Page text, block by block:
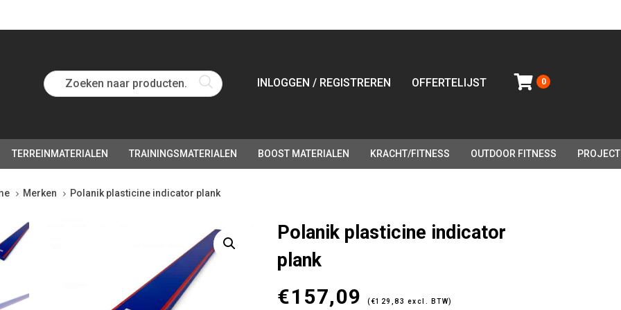
Zoeken naar producten... INLOGGEN / REGISTREREN OFFERTELIJST 0
TERREINMATERIALEN TRAININGSMATERIALEN BOOST MATERIALEN KRACHT/FITNESS OUTDOOR FITNESS
Merken Polanik plasticine indicator plank
Polanik plasticine indicator
plank
€157,09 (€129,83 excl. BTW)